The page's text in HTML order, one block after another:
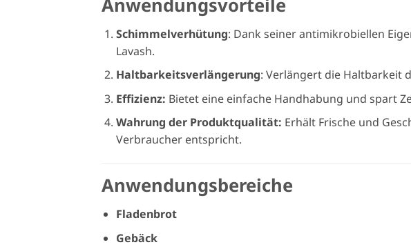
Anwendungsvorteile
Schimmelverhütung: Dank seiner antimikrobiellen
Lavash.
Haltbarkeitsverlängerung: Verlängert die Haltbarkeit
Effizienz: Bietet eine einfache Handhabung und spart
Wahrung der Produktqualität: Erhält Frische und
Verbraucher entspricht.
Anwendungsbereiche
Fladenbrot
Gebäck